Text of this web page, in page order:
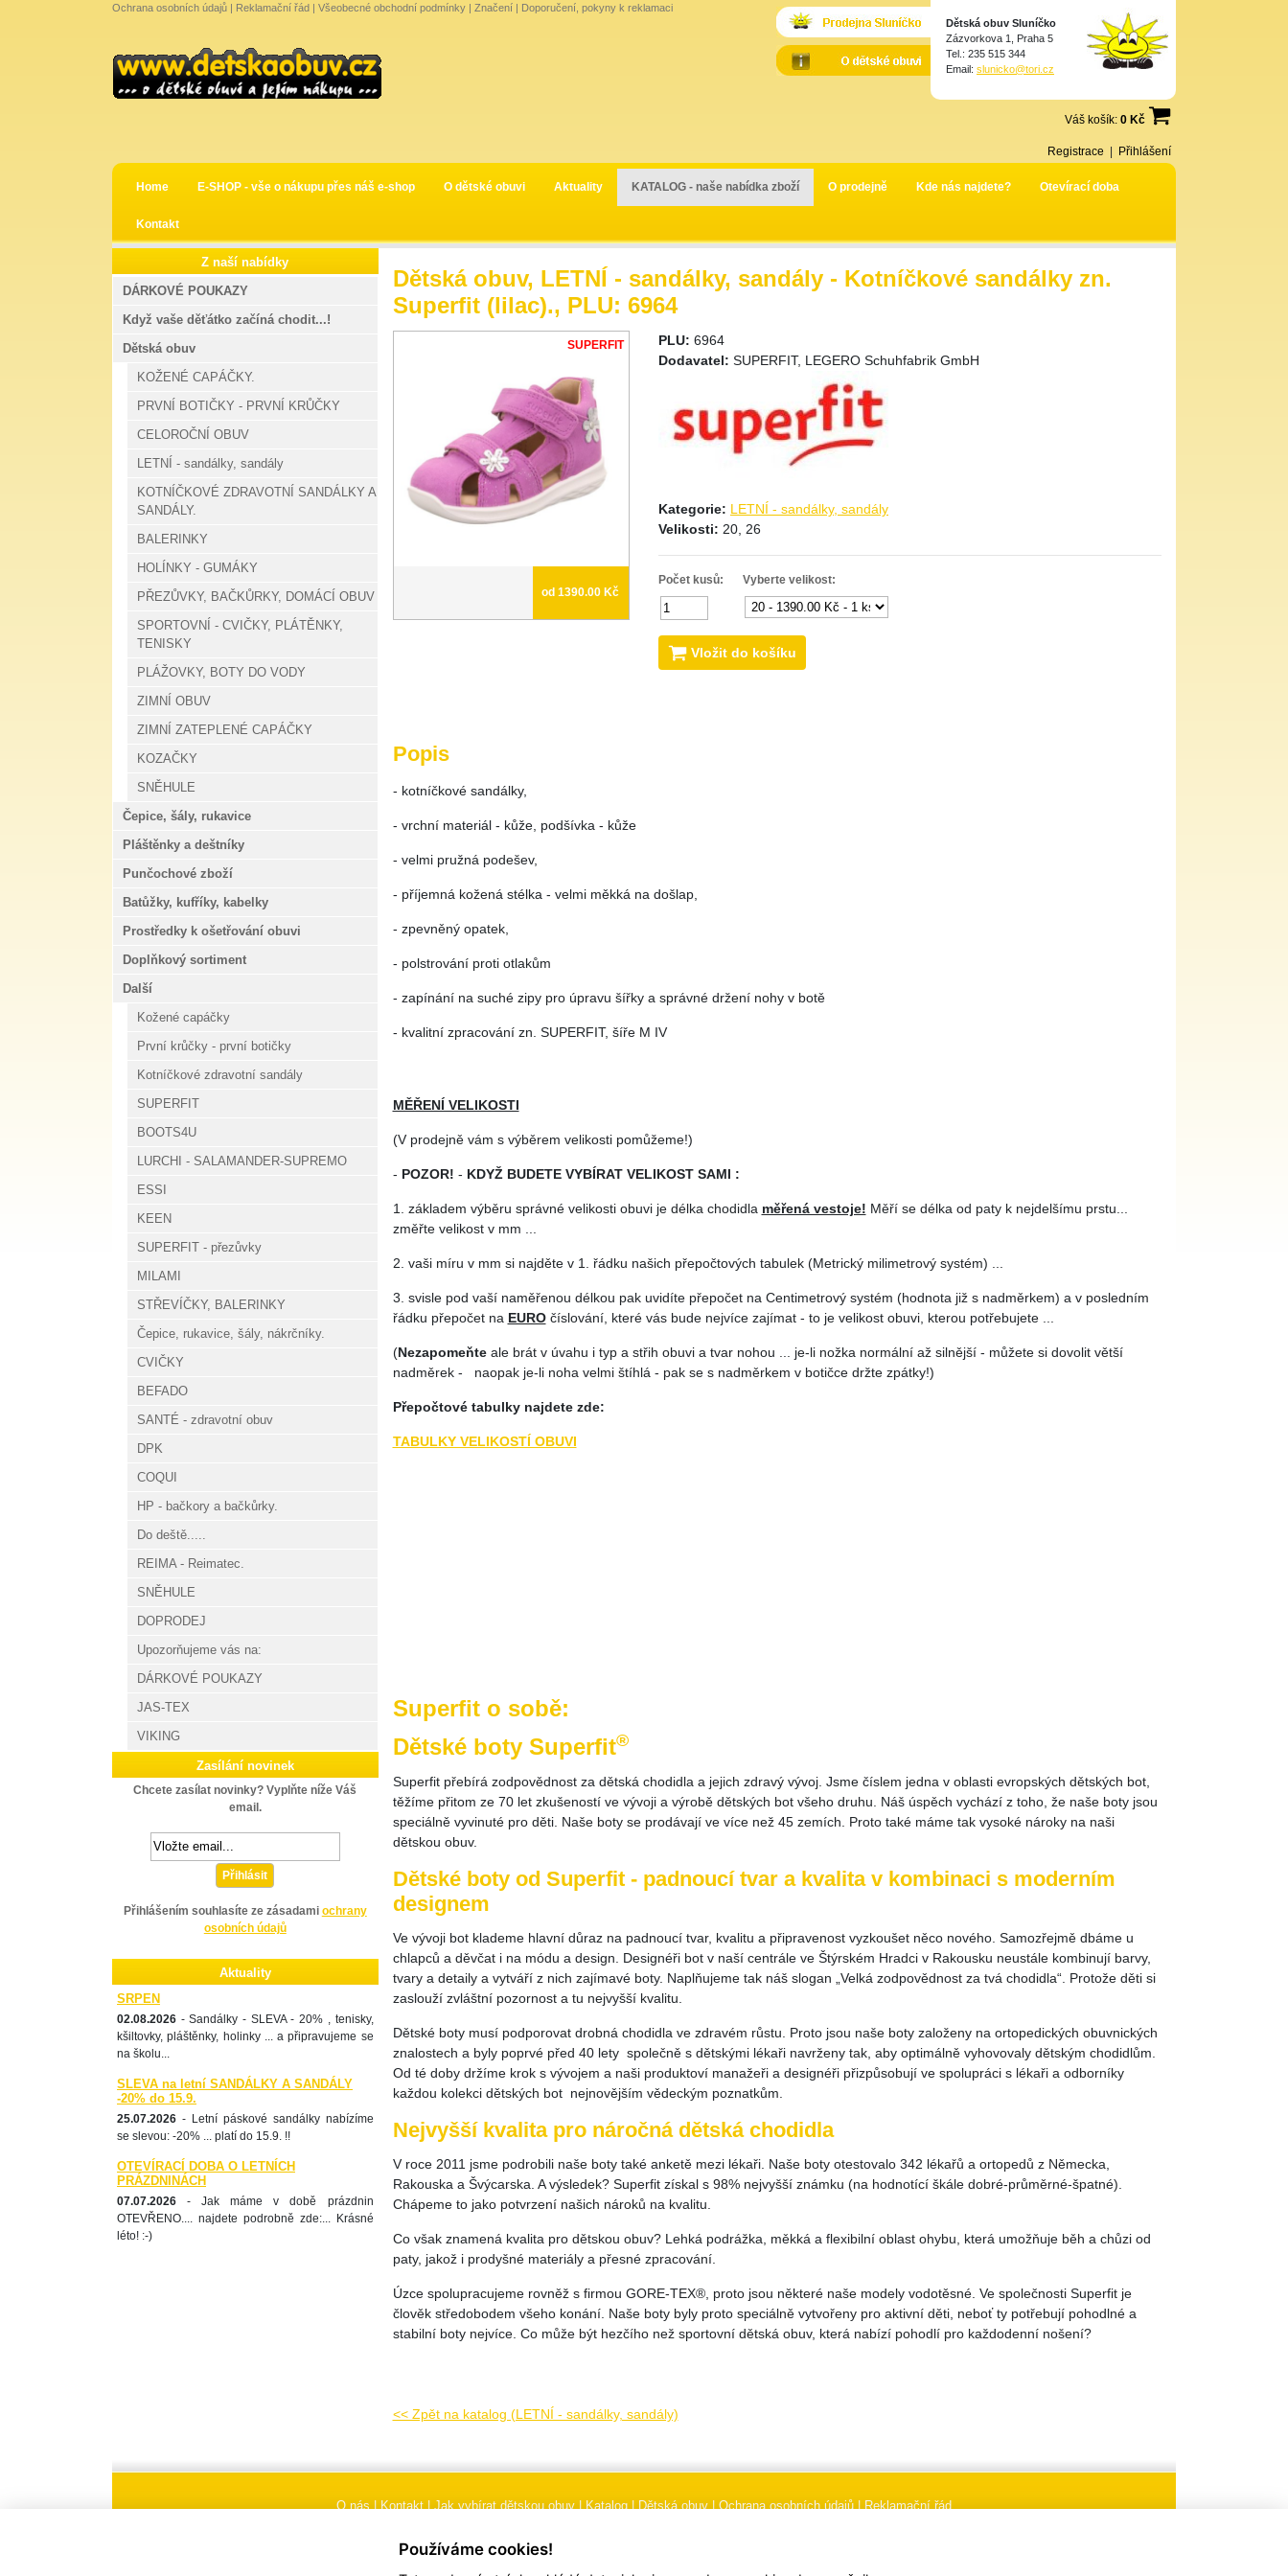
Ochrana osobních údajů | Reklamační řád | Všeobecné obchodní podmínky | Značení | Doporučení, pokyny k reklamaci
Dětská obuv Sluníčko
Zázvorkova 1, Praha 5
Tel.: 235 515 344
Email: slunicko@tori.cz
Váš košík: 0 Kč
Registrace Přihlášení
Home E-SHOP - vše o nákupu přes náš e-shop O dětské obuvi Aktuality KATALOG - naše nabídka zboží O prodejně Kde nás najdete? Otevírací doba
Kontakt
Dětská obuv, LETNÍ - sandálky, sandály - Kotníčkové sandálky zn.
Superfit (lilac)., PLU: 6964
SUPERFIT
od 1390.00 Kč
PLU: 6964
Dodavatel: SUPERFIT, LEGERO Schuhfabrik GmbH
Kategorie: LETNÍ - sandálky, sandály
Velikosti: 20, 26
Počet kusů: Vyberte velikost:
Vložit do košíku
Popis
- kotníčkové sandálky,
- vrchní materiál - kůže, podšívka - kůže
- velmi pružná podešev,
- příjemná kožená stélka - velmi měkká na došlap,
- zpevněný opatek,
- polstrování proti otlakům
- zapínání na suché zipy pro úpravu šířky a správné držení nohy v botě
- kvalitní zpracování zn. SUPERFIT, šíře M IV
MĚŘENÍ VELIKOSTI
(V prodejně vám s výběrem velikosti pomůžeme!)
- POZOR! - KDYŽ BUDETE VYBÍRAT VELIKOST SAMI :
1. základem výběru správné velikosti obuvi je délka chodidla měřená vestoje! Měří se délka od paty k nejdelšímu prstu...
změřte velikost v mm ...
2. vaši míru v mm si najděte v 1. řádku našich přepočtových tabulek (Metrický milimetrový systém) ...
3. svisle pod vaší naměřenou délkou pak uvidíte přepočet na Centimetrový systém (hodnota již s nadměrkem) a v posledním
řádku přepočet na EUROčíslování, které vás bude nejvíce zajímat - to je velikost obuvi, kterou potřebujete ...
(Nezapomeňteale brát v úvahu i typ a střih obuvi a tvar nohou ... je-li nožka normální až silnější - můžete si dovolit větší
nadměrek - naopak je-li noha velmi štíhlá - pak se s nadměrkem v botičce držte zpátky!)
Přepočtové tabulky najdete zde:
TABULKY VELIKOSTÍ OBUVI
Superfit o sobě:
Dětské boty Superfit®
Superfit přebírá zodpovědnost za dětská chodidla a jejich zdravý vývoj. Jsme číslem jedna v oblasti evropských dětských bot,
těžíme přitom ze 70 let zkušeností ve vývoji a výrobě dětských bot všeho druhu. Náš úspěch vychází z toho, že naše boty jsou
speciálně vyvinuté pro děti. Naše boty se prodávají ve více než 45 zemích. Proto také máme tak vysoké nároky na naši
dětskou obuv.
Dětské boty od Superfit - padnoucí tvar a kvalita v kombinaci s moderním
designem
Ve vývoji bot klademe hlavní důraz na padnoucí tvar, kvalitu a připravenost vyzkoušet něco nového. Samozřejmě dbáme u
chlapců a děvčat i na módu a design. Designéři bot v naší centrále ve Štýrském Hradci v Rakousku neustále kombinují barvy,
tvary a detaily a vytváří z nich zajímavé boty. Naplňujeme tak náš slogan „Velká zodpovědnost za tvá chodidla“. Protože děti si
zaslouží zvláštní pozornost a tu nejvyšší kvalitu.
Dětské boty musí podporovat drobná chodidla ve zdravém růstu. Proto jsou naše boty založeny na ortopedických obuvnických
znalostech a byly poprvé před 40 lety společně s dětskými lékaři navrženy tak, aby optimálně vyhovovaly dětským chodidlům.
Od té doby držíme krok s vývojem a naši produktoví manažeři a designéři přizpůsobují ve spolupráci s lékaři a odborníky
každou kolekci dětských bot nejnovějším vědeckým poznatkům.
Nejvyšší kvalita pro náročná dětská chodidla
V roce 2011 jsme podrobili naše boty také anketě mezi lékaři. Naše boty otestovalo 342 lékařů a ortopedů z Německa,
Rakouska a Švýcarska. A výsledek? Superfit získal s 98% nejvyšší známku (na hodnotící škále dobré-průměrné-špatné).
Chápeme to jako potvrzení našich nároků na kvalitu.
Co však znamená kvalita pro dětskou obuv? Lehká podrážka, měkká a flexibilní oblast ohybu, která umožňuje běh a chůzi od
paty, jakož i prodyšné materiály a přesné zpracování.
Úzce spolupracujeme rovněž s firmou GORE-TEX®, proto jsou některé naše modely vodotěsné. Ve společnosti Superfit je
člověk středobodem všeho konání. Naše boty byly proto speciálně vytvořeny pro aktivní děti, neboť ty potřebují pohodlné a
stabilní boty nejvíce. Co může být hezčího než sportovní dětská obuv, která nabízí pohodlí pro každodenní nošení?
<< Zpět na katalog (LETNÍ - sandálky, sandály)
Z naší nabídky
DÁRKOVÉ POUKAZY
Když vaše děťátko začíná chodit...!
Dětská obuv
KOŽENÉ CAPÁČKY.
PRVNÍ BOTIČKY - PRVNÍ KRŮČKY
CELOROČNÍ OBUV
LETNÍ - sandálky, sandály
KOTNÍČKOVÉ ZDRAVOTNÍ SANDÁLKY A
SANDÁLY.
BALERINKY
HOLÍNKY - GUMÁKY
PŘEZŮVKY, BAČKŮRKY, DOMÁCÍ OBUV
SPORTOVNÍ - CVIČKY, PLÁTĚNKY,
TENISKY
PLÁŽOVKY, BOTY DO VODY
ZIMNÍ OBUV
ZIMNÍ ZATEPLENÉ CAPÁČKY
KOZAČKY
SNĚHULE
Čepice, šály, rukavice
Pláštěnky a deštníky
Punčochové zboží
Batůžky, kufříky, kabelky
Prostředky k ošetřování obuvi
Doplňkový sortiment
Další
Kožené capáčky
První krůčky - první botičky
Kotníčkové zdravotní sandály
SUPERFIT
BOOTS4U
LURCHI - SALAMANDER-SUPREMO
ESSI
KEEN
SUPERFIT - přezůvky
MILAMI
STŘEVÍČKY, BALERINKY
Čepice, rukavice, šály, nákrčníky.
CVIČKY
BEFADO
SANTÉ - zdravotní obuv
DPK
COQUI
HP - bačkory a bačkůrky.
Do deště.....
REIMA - Reimatec.
SNĚHULE
DOPRODEJ
Upozorňujeme vás na:
DÁRKOVÉ POUKAZY
JAS-TEX
VIKING
Zasílání novinek
Chcete zasílat novinky? Vyplňte níže Váš
email.
Přihlásit
Přihlášením souhlasíte ze zásadami ochrany
osobních údajů
Aktuality
SRPEN
02.08.2026 - Sandálky - SLEVA - 20% , tenisky,
kšiltovky, pláštěnky, holinky ... a připravujeme se
na školu...
SLEVA na letní SANDÁLKY A SANDÁLY
-20% do 15.9.
25.07.2026 - Letní páskové sandálky nabízíme
se slevou: -20% ... platí do 15.9. !!
OTEVÍRACÍ DOBA O LETNÍCH
PRÁZDNINÁCH
07.07.2026 - Jak máme v době prázdnin
OTEVŘENO.... najdete podrobně zde:... Krásné
léto! :-)
O nás|Kontakt|Jak vybírat dětskou obuv|Katalog|Dětská obuv|Ochrana osobních údajů|Reklamační řád
Používáme cookies!